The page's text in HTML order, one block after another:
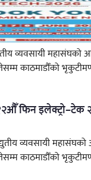
व्यवसायी महासंघको
काठमाडौँको
१२औँ फिन
व्यवसायी
काठमाडौँको